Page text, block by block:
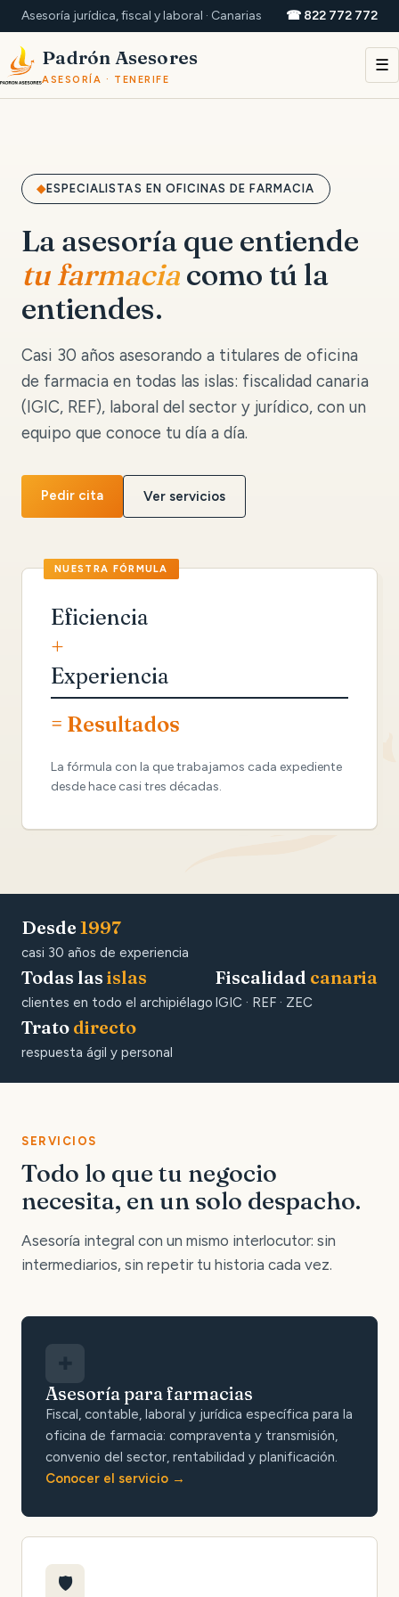
Asesoría jurídica, fiscal y laboral · Canarias ☎ 822 772 772
Padrón Asesores
ASESORÍA · TENERIFE
☰
ESPECIALISTAS EN OFICINAS DE FARMACIA
La asesoría que entiende
tu farmaciacomo tú la
entiendes.
Casi 30 años asesorando a titulares de oficina
de farmacia en todas las islas: fiscalidad canaria
(IGIC, REF), laboral del sector y jurídico, con un
equipo que conoce tu día a día.
Pedir cita Ver servicios
Eficiencia
+
Experiencia
= Resultados
La fórmula con la que trabajamos cada expediente
desde hace casi tres décadas.
Desde 1997
casi 30 años de experiencia
Todas las islas
clientes en todo el archipiélago
Fiscalidad canaria
IGIC · REF · ZEC
Trato directo
respuesta ágil y personal
SERVICIOS
Todo lo que tu negocio
necesita, en un solo despacho.
Asesoría integral con un mismo interlocutor: sin
intermediarios, sin repetir tu historia cada vez.
Asesoría para farmacias
Fiscal, contable, laboral y jurídica específica para la
oficina de farmacia: compraventa y transmisión,
convenio del sector, rentabilidad y planificación.
Conocer el servicio
🛡️